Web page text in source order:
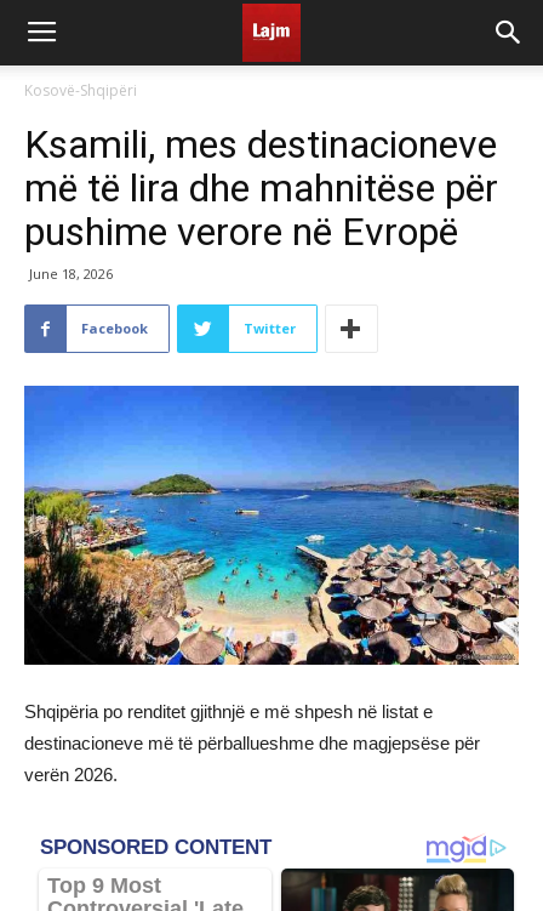
Kosovë-Shqipëri
Ksamili, mes destinacioneve
më të lira dhe mahnitëse për
pushime verore në Evropë
June 18, 2026
Facebook Twitter
Shqipëria po renditet gjithnjë e më shpesh në listat e
destinacioneve më të përballueshme dhe magjepsëse për
verën 2026.